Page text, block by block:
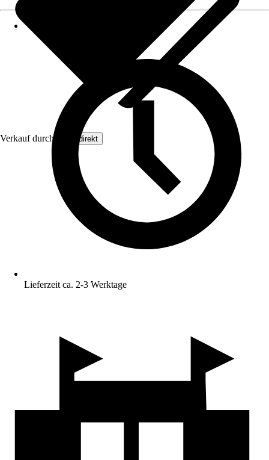
Verkauf durch: Floordirekt
Lieferzeit ca. 2-3 Werktage